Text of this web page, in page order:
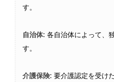
す。
自治体: 各自治体によって、
す。
介護保険: 要介護認定を受け